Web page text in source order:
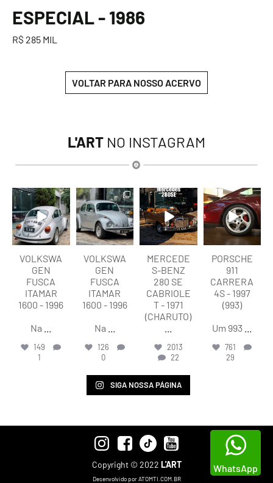
ESPECIAL - 1986
R$ 285 MIL
VOLTAR PARA NOSSO ACERVO
L'ART NO INSTAGRAM
lart.br
Ago 6
VOLKSWA
GEN
FUSCA
ITAMAR
1600 - 1996
Na
149
1
lart.br
Ago 6
VOLKSWA
GEN
FUSCA
ITAMAR
1600 - 1996
Na
126
0
lart.br
Ago 5
MERCEDE
S-BENZ
280 SE
CABRIOLE
T - 1971
(CHARUTO)
2013
22
lart.br
Ago 5
PORSCHE
911
CARRERA
4S - 1997
(993)
Um 993
761
29
SIGA NOSSA PÁGINA
Copyright © 2022 L'ART
Desenvolvido por ATOMTI.COM.BR
WhatsApp